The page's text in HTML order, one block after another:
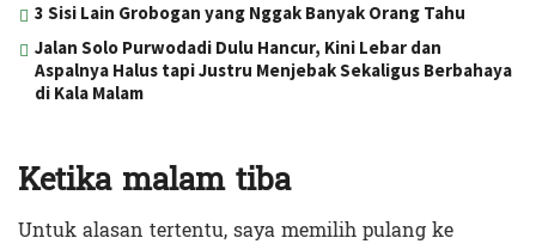
3 Sisi Lain Grobogan yang Nggak Banyak Orang Tahu
Jalan Solo Purwodadi Dulu Hancur, Kini Lebar dan
Aspalnya Halus tapi Justru Menjebak Sekaligus Berbahaya
di Kala Malam
Ketika malam tiba
Untuk alasan tertentu, saya memilih pulang ke